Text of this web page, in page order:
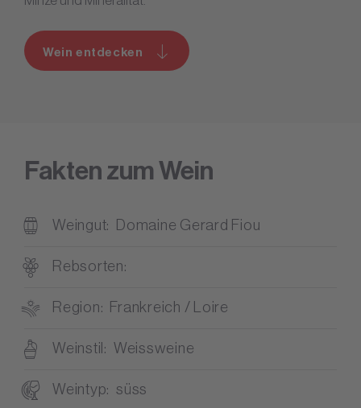
Wein entdecken
Fakten zum Wein
Weingut Domaine Gerard Fiou
Rebsorten
Region Frankreich / Loire
Weinstil Weissweine
Weintyp süss